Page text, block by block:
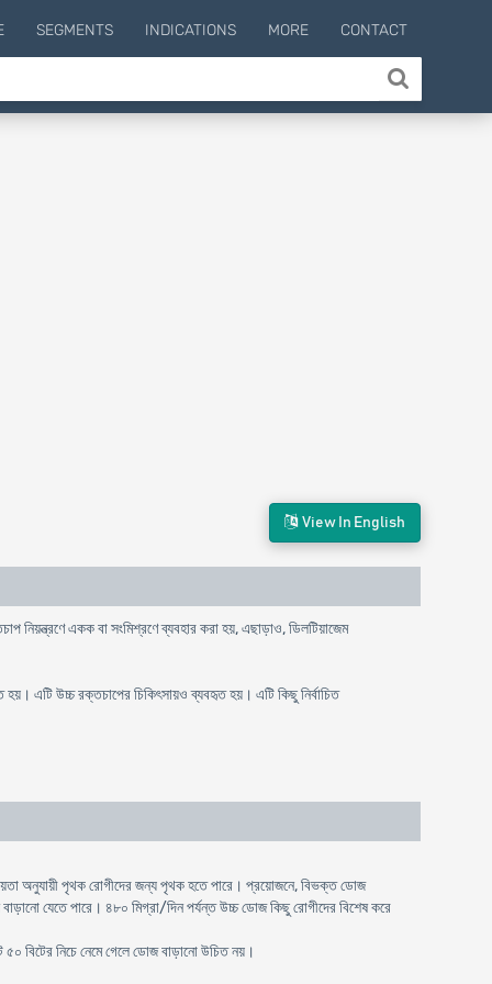
SEGMENTS INDICATIONS MORE CONTACT
View In English
নিয়ন্ত্রণে একক বা সংমিশ্রণে ব্যবহার করা হয়, এছাড়াও, ডিলটিয়াজেম
হয়। এটি উচ্চ রক্তচাপের চিকিৎসায়ও ব্যবহৃত হয়। এটি কিছু নির্বাচিত
অনুযায়ী পৃথক রোগীদের জন্য পৃথক হতে পারে। প্রয়োজনে, বিভক্ত ডোজ
যেতে পারে। ৪৮০ মিগ্রা/দিন পর্যন্ত উচ্চ ডোজ কিছু রোগীদের বিশেষ করে
বিটের নিচে নেমে গেলে ডোজ বাড়ানো উচিত নয়।